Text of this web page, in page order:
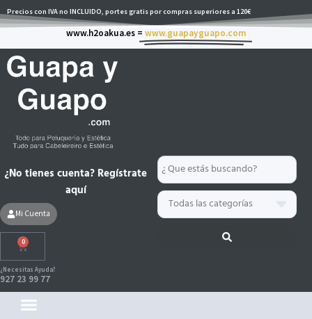
al
Precios con IVA no INCLUIDO, portes gratis por compras superiores a 120€
www.h2oakua.es = www.guapayguapo.com
Search
...
¿No tienes cuenta? Regístrate
aquí
Mi Cuenta
0
Carrito
¿Necesitas Ayuda?
927 23 99 77